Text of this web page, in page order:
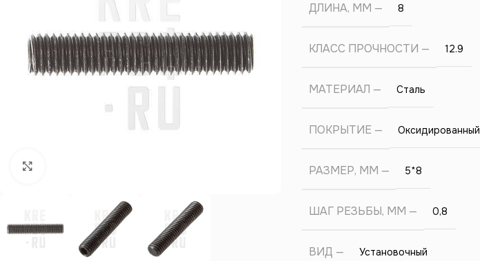
ДЛИНА, ММ 8
КЛАСС ПРОЧНОСТИ 12.9
МАТЕРИАЛ Сталь
ПОКРЫТИЕ Оксидированный
РАЗМЕР, ММ 5*8
ШАГ РЕЗЬБЫ, ММ 0,8
ВИД Установочный